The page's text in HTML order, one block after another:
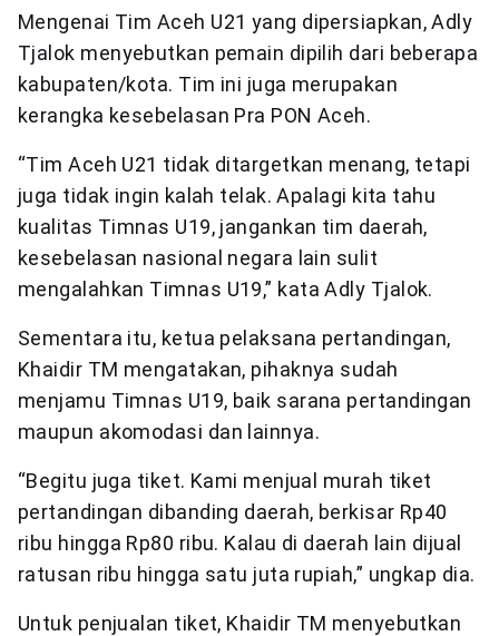
Mengenai Tim Aceh U21 yang dipersiapkan, Adly
Tjalok menyebutkan pemain dipilih dari beberapa
kabupaten/kota. Tim ini juga merupakan
kerangka kesebelasan Pra PON Aceh.
“Tim Aceh U21 tidak ditargetkan menang, tetapi
juga tidak ingin kalah telak. Apalagi kita tahu
kualitas Timnas U19, jangankan tim daerah,
kesebelasan nasional negara lain sulit
mengalahkan Timnas U19,” kata Adly Tjalok.
Sementara itu, ketua pelaksana pertandingan,
Khaidir TM mengatakan, pihaknya sudah
menjamu Timnas U19, baik sarana pertandingan
maupun akomodasi dan lainnya.
“Begitu juga tiket. Kami menjual murah tiket
pertandingan dibanding daerah, berkisar Rp40
ribu hingga Rp80 ribu. Kalau di daerah lain dijual
ratusan ribu hingga satu juta rupiah,” ungkap dia.
Untuk penjualan tiket, Khaidir TM menyebutkan